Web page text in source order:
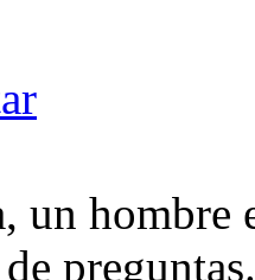
un hombre